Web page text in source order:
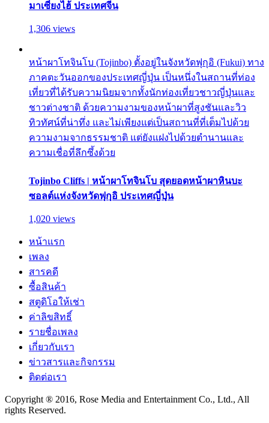
มาเซี่ยงไฮ้ ประเทศจีน
1,306 views
หน้าผาโทจินโบ (Tojinbo) ตั้งอยู่ในจังหวัดฟุกุอิ (Fukui) ทาง
ภาคตะวันออกของประเทศญี่ปุ่น เป็นหนึ่งในสถานที่ท่อง
เที่ยวที่ได้รับความนิยมจากทั้งนักท่องเที่ยวชาวญี่ปุ่นและ
ชาวต่างชาติ ด้วยความงามของหน้าผาที่สูงชันและวิว
ทิวทัศน์ที่น่าทึ่ง และไม่เพียงแต่เป็นสถานที่ที่เต็มไปด้วย
ความงามจากธรรมชาติ แต่ยังแฝงไปด้วยตำนานและ
ความเชื่อที่ลึกซึ้งด้วย
Tojinbo Cliffs | หน้าผาโทจินโบ สุดยอดหน้าผาหินบะ
ซอลต์แห่งจังหวัดฟุกุอิ ประเทศญี่ปุ่น
1,020 views
หน้าแรก
เพลง
สารคดี
ซื้อสินค้า
สตูดิโอให้เช่า
ค่าลิขสิทธิ์
รายชื่อเพลง
เกี่ยวกับเรา
ข่าวสารและกิจกรรม
ติดต่อเรา
Copyright ® 2016, Rose Media and Entertainment Co., Ltd., All
rights Reserved.